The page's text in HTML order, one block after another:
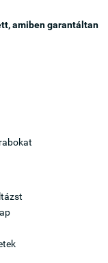
amiben garantáltan